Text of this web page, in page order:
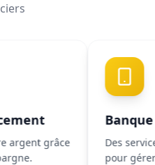
Banque
Des services
pour gérer vos